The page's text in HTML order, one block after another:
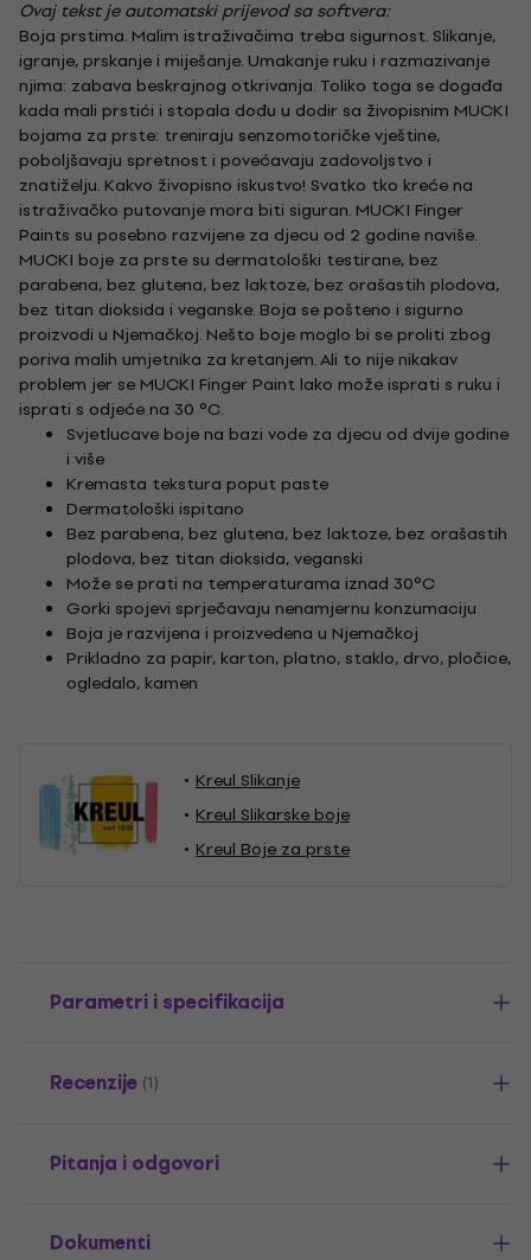
Ovaj tekst je automatski prijevod sa softvera:
Boja prstima. Malim istraživačima treba sigurnost. Slikanje,
igranje, prskanje i miješanje. Umakanje ruku i razmazivanje
njima: zabava beskrajnog otkrivanja. Toliko toga se događa
kada mali prstići i stopala dođu u dodir sa živopisnim MUCKI
bojama za prste: treniraju senzomotoričke vještine,
poboljšavaju spretnost i povećavaju zadovoljstvo i
znatiželju. Kakvo živopisno iskustvo! Svatko tko kreće na
istraživačko putovanje mora biti siguran. MUCKI Finger
Paints su posebno razvijene za djecu od 2 godine naviše.
MUCKI boje za prste su dermatološki testirane, bez
parabena, bez glutena, bez laktoze, bez orašastih plodova,
bez titan dioksida i veganske. Boja se pošteno i sigurno
proizvodi u Njemačkoj. Nešto boje moglo bi se proliti zbog
poriva malih umjetnika za kretanjem. Ali to nije nikakav
problem jer se MUCKI Finger Paint lako može isprati s ruku i
isprati s odjeće na 30 °C.
Svjetlucave boje na bazi vode za djecu od dvije godine
i više
Kremasta tekstura poput paste
Dermatološki ispitano
Bez parabena, bez glutena, bez laktoze, bez orašastih
plodova, bez titan dioksida, veganski
Može se prati na temperaturama iznad 30°C
Gorki spojevi sprječavaju nenamjernu konzumaciju
Boja je razvijena i proizvedena u Njemačkoj
Prikladno za papir, karton, platno, staklo, drvo, pločice,
ogledalo, kamen
Kreul Slikanje
Kreul Slikarske boje
Kreul Boje za prste
Parametri i specifikacija
Recenzije (1)
Pitanja i odgovori
Dokumenti